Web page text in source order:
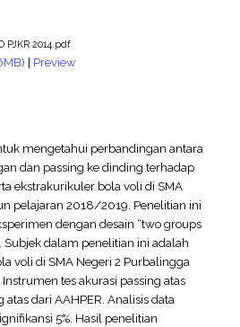
PJKR 2014.pdf
| Preview
mengetahui perbandingan antara
dan passing ke dinding terhadap
ekstrakurikuler bola voli di SMA
pelajaran 2018/2019. Penelitian ini
dengan desain “two groups
Subjek dalam penelitian ini adalah
voli di SMA Negeri 2 Purbalingga
tes akurasi passing atas
dari AAHPER. Analisis data
5%. Hasil penelitian